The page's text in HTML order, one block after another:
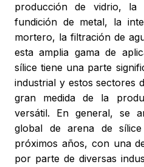
producción de vidrio, la
fundición de metal, la
mortero, la filtración de
esta amplia gama de
sílice tiene una parte
industrial y estos sectores
gran medida de la
versátil. En general, se
global de arena de
próximos años, con una
por parte de diversas